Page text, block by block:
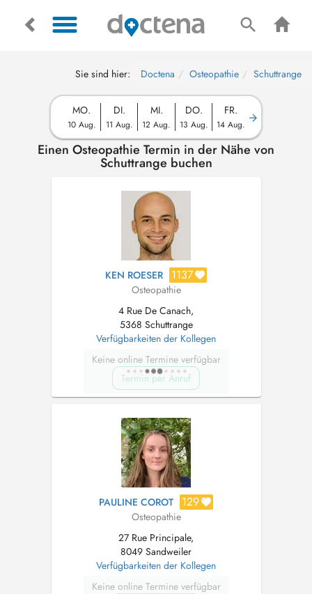
Sie sind hier: Doctena Osteopathie Schuttrange
MO.
10 Aug.
DI.
11 Aug.
MI.
12 Aug.
DO.
13 Aug.
FR.
14 Aug.
Einen Osteopathie Termin in der Nähe von
Schuttrange buchen
KEN ROESER 1137
Osteopathie
4 Rue De Canach,
5368 Schuttrange
Verfügbarkeiten der Kollegen
Keine online Termine verfügbar
Termin per Anruf
PAULINE COROT 129
Osteopathie
27 Rue Principale,
8049 Sandweiler
Verfügbarkeiten der Kollegen
Keine online Termine verfügbar